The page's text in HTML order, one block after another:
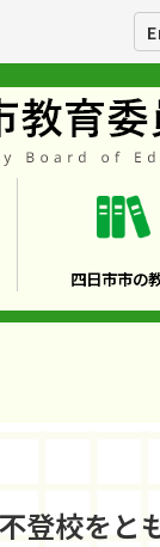
四日市市の
登校をと